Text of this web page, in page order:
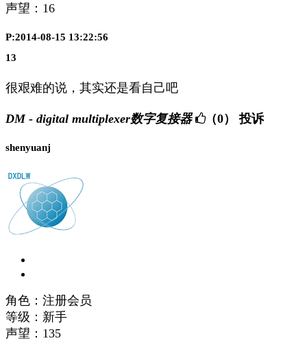
声望： 16
P:2014-08-15 13:22:56
13
很艰难的说，其实还是看自己吧
DM - digital multiplexer数字复接器 （0） 投诉
shenyuanj
角色：注册会员
等级：新手
声望： 135